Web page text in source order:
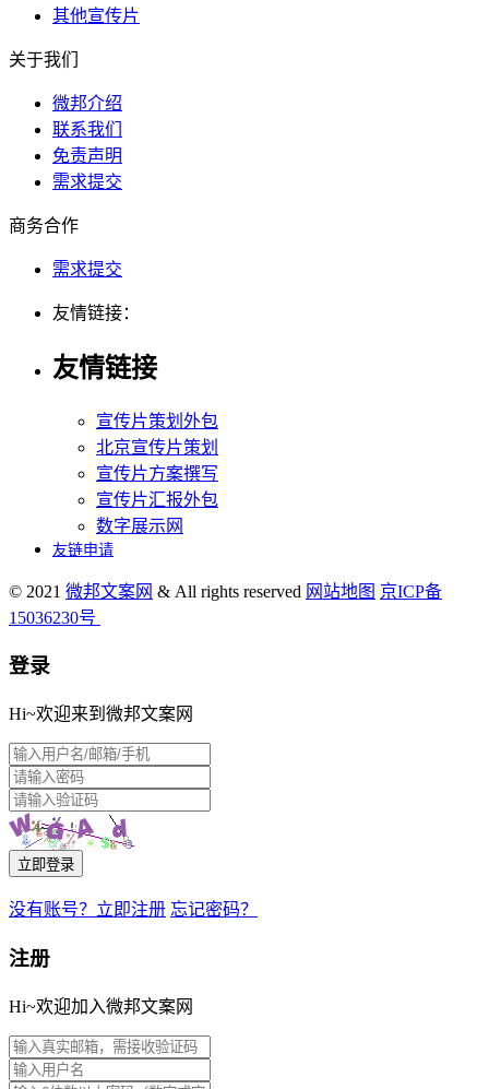
其他宣传片
关于我们
微邦介绍
联系我们
免责声明
需求提交
商务合作
需求提交
友情链接：
友情链接
宣传片策划外包
北京宣传片策划
宣传片方案撰写
宣传片汇报外包
数字展示网
友链申请
© 2021 微邦文案网 & All rights reserved 网站地图 京ICP备
15036230号
登录
Hi~欢迎来到微邦文案网
立即登录
没有账号？立即注册 忘记密码？
注册
Hi~欢迎加入微邦文案网